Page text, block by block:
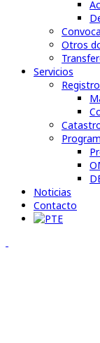
Otros
Servicios
Noticias
Contacto